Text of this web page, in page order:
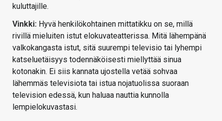
kuluttajille.
Vinkki: Hyvä henkilökohtainen mittatikku on se, millä
rivillä mieluiten istut elokuvateatterissa. Mitä lähempänä
valkokangasta istut, sitä suurempi televisio tai lyhempi
katseluetäisyys todennäköisesti miellyttää sinua
kotonakin. Ei siis kannata ujostella vetää sohvaa
lähemmäs televisiota tai istua nojatuolissa suoraan
television edessä, kun haluaa nauttia kunnolla
lempielokuvastasi.